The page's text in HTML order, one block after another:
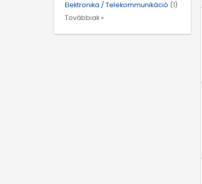
Elektronika / Telekommunikáció (1)
Továbbiak »